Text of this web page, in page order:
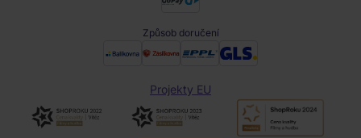
Způsob doručení
Projekty EU